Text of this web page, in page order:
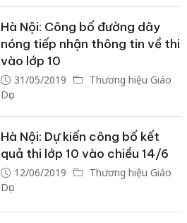
Hà Nội: Công bố đường dây
nóng tiếp nhận thông tin về thi
vào lớp 10
31/05/2019
Thương hiệu Giáo
Dục
Hà Nội: Dự kiến công bố kết
quả thi lớp 10 vào chiều 14/6
12/06/2019
Thương hiệu Giáo
Dục